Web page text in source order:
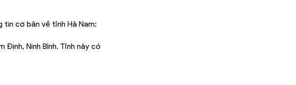
tin cơ bản về tỉnh Hà Nam:
Định, Ninh Bình. Tỉnh này có